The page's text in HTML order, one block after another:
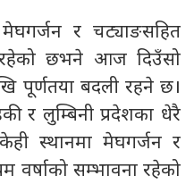
र चट्याङसहित
छभने आज दिउँसो
पूर्णतया बदली रहने छ।
र लुम्बिनी प्रदेशका धेरै
स्थानमा मेघगर्जन र
वर्षाको सम्भावना रहेको